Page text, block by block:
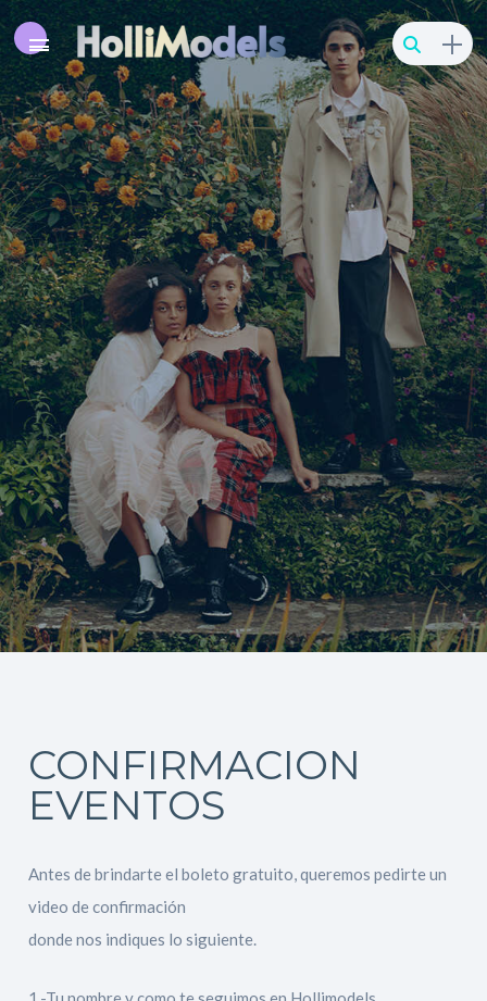
CONFIRMACION
EVENTOS
Antes de brindarte el boleto gratuito, queremos pedirte un
video de confirmación
donde nos indiques lo siguiente.